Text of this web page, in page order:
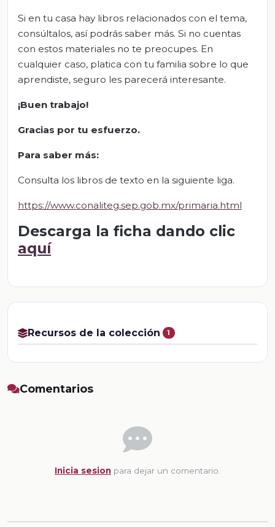
Si en tu casa hay libros relacionados con el tema,
consúltalos, así podrás saber más. Si no cuentas
con estos materiales no te preocupes. En
cualquier caso, platica con tu familia sobre lo que
aprendiste, seguro les parecerá interesante.
¡Buen trabajo!
Gracias por tu esfuerzo.
Para saber más:
Consulta los libros de texto en la siguiente liga.
https://www.conaliteg.sep.gob.mx/primaria.html
Descarga la ficha dando clic
aquí
Recursos de la colección 1
Comentarios
Inicia sesion para dejar un comentario.